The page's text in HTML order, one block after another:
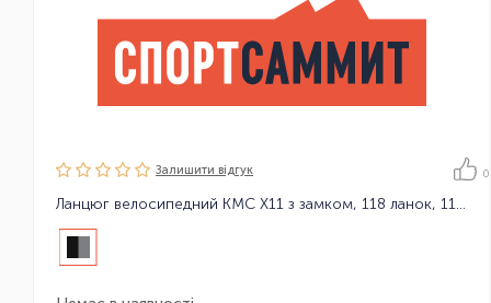
Залишити вiдгук 0
Ланцюг велосипедний KMC X11 з замком, 118 ланок, 11 зірок